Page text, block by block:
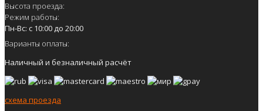
Высота проезда:
Режим работы:
Пн-Вс: с 10:00 до 20:00
Варианты оплаты:
Наличный и безналичный расчёт
схема проезда